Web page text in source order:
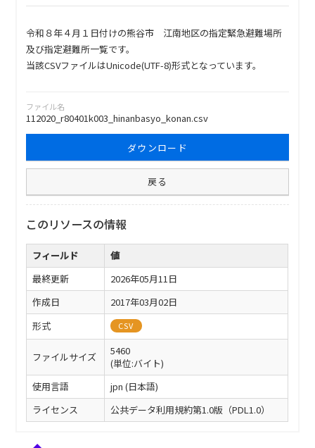
令和８年４月１日付けの熊谷市 江南地区の指定緊急避難場所
及び指定避難所一覧です。
当該CSVファイルはUnicode(UTF-8)形式となっています。
ファイル名
112020_r80401k003_hinanbasyo_konan.csv
ダウンロード
戻る
このリソースの情報
フィールド
値
最終更新
2026年05月11日
作成日
2017年03月02日
形式
CSV
ファイルサイズ
5460
(単位:バイト)
使用言語
jpn (日本語)
ライセンス
公共データ利用規約第1.0版（PDL1.0）